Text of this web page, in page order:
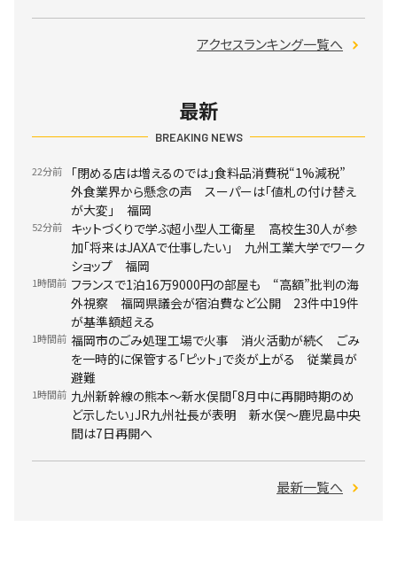
アクセスランキング一覧へ
最新
BREAKING NEWS
22分前
「閉める店は増えるのでは」食料品消費税“1%減税”
外食業界から懸念の声 スーパーは「値札の付け替え
が大変」 福岡
52分前
キットづくりで学ぶ超小型人工衛星 高校生30人が参
加「将来はJAXAで仕事したい」 九州工業大学でワーク
ショップ 福岡
1時間前 フランスで1泊16万9000円の部屋も “高額”批判の海
外視察 福岡県議会が宿泊費など公開 23件中19件
が基準額超える
1時間前 福岡市のごみ処理工場で火事 消火活動が続く ごみ
を一時的に保管する「ピット」で炎が上がる 従業員が
避難
1時間前 九州新幹線の熊本～新水俣間「8月中に再開時期のめ
ど示したい」JR九州社長が表明 新水俣～鹿児島中央
間は7日再開へ
最新一覧へ